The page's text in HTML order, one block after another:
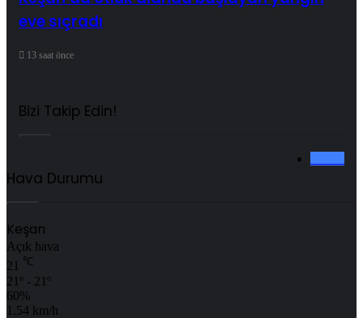
eve sıçradı
13 saat önce
Bizi Takip Edin!
Hava Durumu
Keşan
Açık hava
21
℃
21º - 21º
60%
1.54 km/h